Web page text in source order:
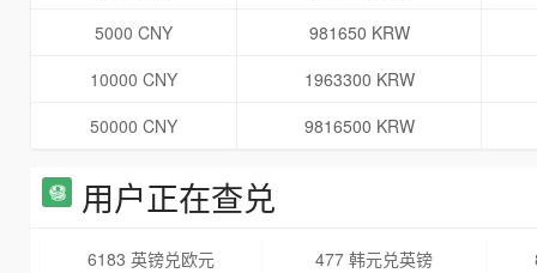
5000 CNY
981650 KRW
10000 CNY
1963300 KRW
50000 CNY
9816500 KRW
用户正在查兑
6183 英镑兑欧元 477 韩元兑英镑